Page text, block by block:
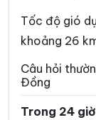
Xã Đắk Sắk
Xã Đắk Wil
Xã Đam Rông
Xã Đam Rông
Tốc độ gió
khoảng 26
Câu hỏi
Đồng
Trong 24